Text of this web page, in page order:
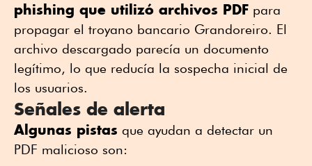
phishing que utilizó archivos PDF para
propagar el troyano bancario Grandoreiro. El
archivo descargado parecía un documento
legítimo, lo que reducía la sospecha inicial de
los usuarios.
Señales de alerta
Algunas pistas que ayudan a detectar un
PDF malicioso son: